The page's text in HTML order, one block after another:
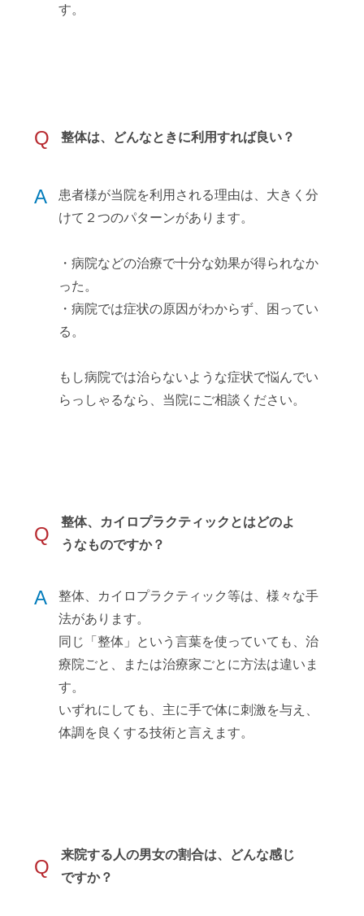
す。
Q 整体は、どんなときに利用すれば良い？
A
患者様が当院を利用される理由は、大きく分
けて２つのパターンがあります。
・病院などの治療で十分な効果が得られなか
った。
・病院では症状の原因がわからず、困ってい
る。
もし病院では治らないような症状で悩んでい
らっしゃるなら、当院にご相談ください。
Q
整体、カイロプラクティックとはどのよ
うなものですか？
A
整体、カイロプラクティック等は、様々な手
法があります。
同じ「整体」という言葉を使っていても、治
療院ごと、または治療家ごとに方法は違いま
す。
いずれにしても、主に手で体に刺激を与え、
体調を良くする技術と言えます。
Q
来院する人の男女の割合は、どんな感じ
ですか？